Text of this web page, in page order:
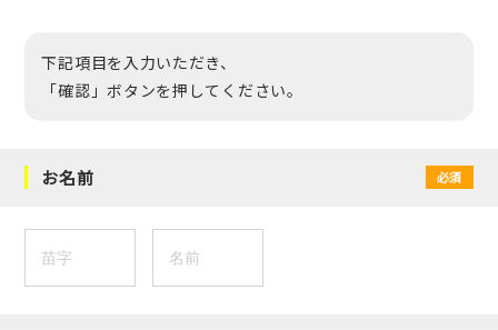
下記項目を入力いただき、
「確認」ボタンを押してください。
お名前 必須